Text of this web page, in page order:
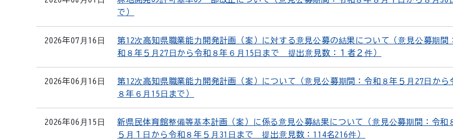
で）
2026年07月16日
第12次高知県職業能力開発計画（案）に対する意見公募の結果について（意見公募期間
和８年５月27日から令和８年６月15日まで 提出意見数：１者２件）
2026年06月16日
第12次高知県職業能力開発計画（案）について（意見公募期間：令和８年５月27日から
８年６月15日まで）
2026年06月15日
新県民体育館整備等基本計画（案）に係る意見公募結果について（意見公募期間：令和
５月１日から令和８年５月31日まで 提出意見数：114名216件）